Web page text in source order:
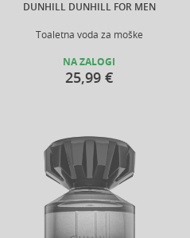
DUNHILL DUNHILL FOR MEN
Toaletna voda za moške
NA ZALOGI
25,99 €